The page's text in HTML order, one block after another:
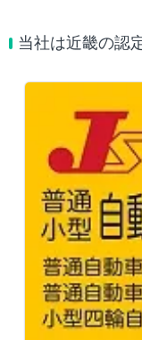
当社は近畿の認